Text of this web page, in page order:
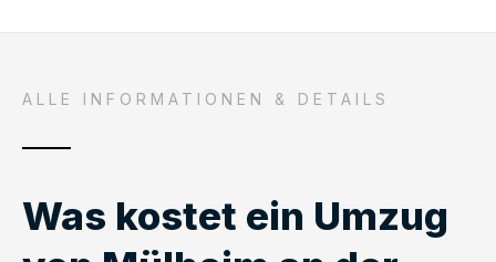
ALLE INFORMATIONEN & DETAILS
Was kostet ein Umzug